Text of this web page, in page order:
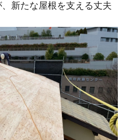
新たな屋根を支える丈夫